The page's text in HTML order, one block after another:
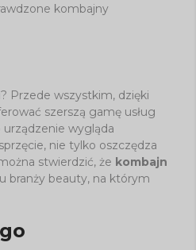
kombajny
Przede wszystkim, dzięki
szerszą gamę usług
wygląda
nie tylko oszczędza
stwierdzić, że kombajn
branży beauty, na którym